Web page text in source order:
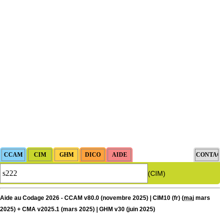
(CIM)
Aide au Codage 2026 - CCAM v80.0 (novembre 2025) | CIM10 (fr) (maj mars
2025) + CMA v2025.1 (mars 2025) | GHM v30 (juin 2025)